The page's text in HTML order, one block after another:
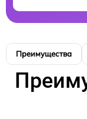
Преимущества